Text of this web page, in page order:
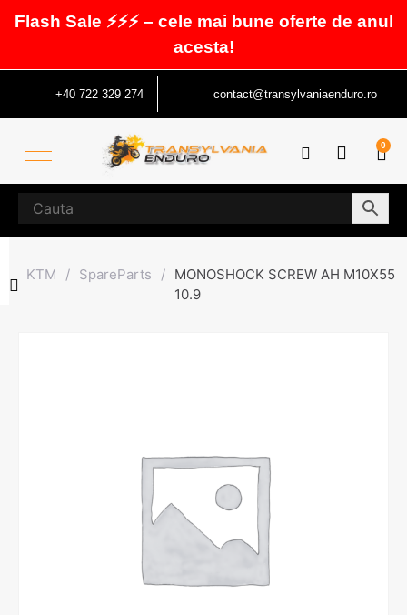
Flash Sale ⚡⚡⚡ – cele mai bune oferte de anul
acesta!
+40 722 329 274 contact@transylvaniaenduro.ro
0
KTM / SpareParts / MONOSHOCK SCREW AH M10X55
10.9